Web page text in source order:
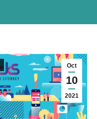
Oct
10
2021